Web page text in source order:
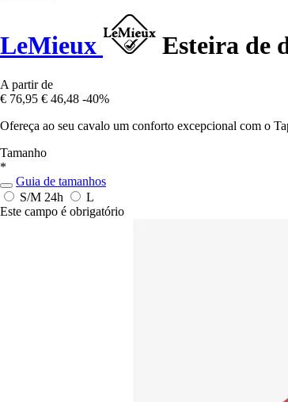
LeMieux Esteira de
A partir de
€ 76,95 € 46,48 -40%
Ofereça ao seu cavalo um conforto excepcional com o
Tamanho
*
Guia de tamanhos
S/M 24h
L
Este campo é obrigatório